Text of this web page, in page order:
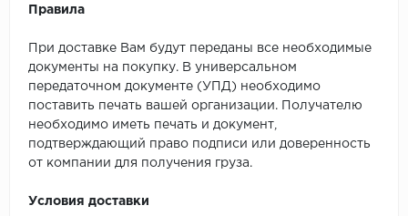
Правила
При доставке Вам будут переданы все необходимые
документы на покупку. В универсальном
передаточном документе (УПД) необходимо
поставить печать вашей организации. Получателю
необходимо иметь печать и документ,
подтверждающий право подписи или доверенность
от компании для получения груза.
Условия доставки